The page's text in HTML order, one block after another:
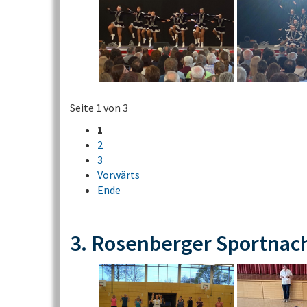
Seite 1 von 3
1
2
3
Vorwärts
Ende
3. Rosenberger